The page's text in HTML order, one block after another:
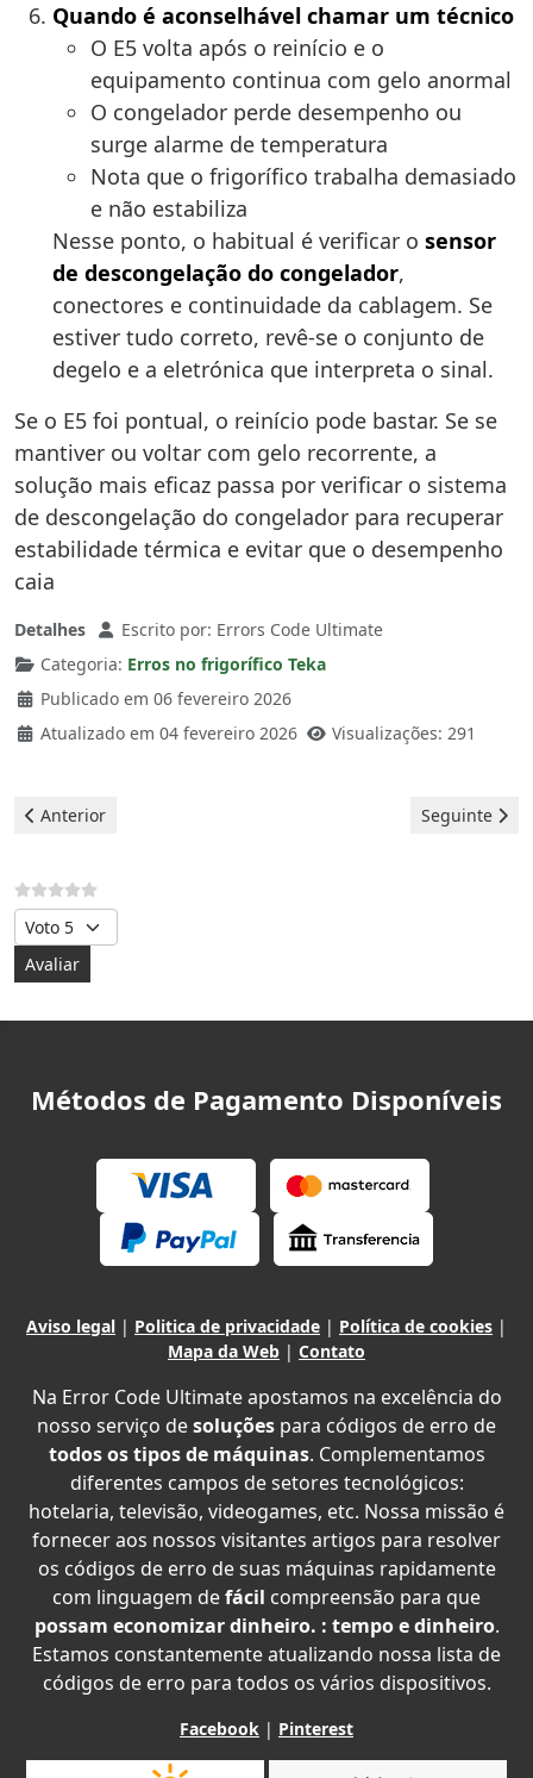
Quando é aconselhável chamar um técnico
O E5 volta após o reinício e o
equipamento continua com gelo anormal
O congelador perde desempenho ou
surge alarme de temperatura
Nota que o frigorífico trabalha demasiado
e não estabiliza
Nesse ponto, o habitual é verificar o sensor
de descongelação do congelador,
conectores e continuidade da cablagem. Se
estiver tudo correto, revê-se o conjunto de
degelo e a eletrónica que interpreta o sinal.
Se o E5 foi pontual, o reinício pode bastar. Se se
mantiver ou voltar com gelo recorrente, a
solução mais eficaz passa por verificar o sistema
de descongelação do congelador para recuperar
estabilidade térmica e evitar que o desempenho
caia
Detalhes Escrito por: Errors Code Ultimate
Categoria: Erros no frigorífico Teka
Publicado em 06 fevereiro 2026
Atualizado em 04 fevereiro 2026
Visualizações: 291
Artigo anterior: Frigorífico Teka - Erro E6
Anterior Artigo
Seguinte
Avalie, por favor
Métodos de Pagamento Disponíveis
Aviso legal | Politica de privacidade | Política de cookies |
Mapa da Web | Contato
Na Error Code Ultimate apostamos na excelência do
nosso serviço desoluções para códigos de erro de
todos os tipos de máquinas. Complementamos
diferentes campos de setores tecnológicos:
hotelaria, televisão, videogames, etc. Nossa missão é
fornecer aos nossos visitantes artigos para resolver
os códigos de erro de suas máquinas rapidamente
com linguagem defácil compreensão para que
possam economizar dinheiro. : tempo e dinheiro.
Estamos constantemente atualizando nossa lista de
códigos de erro para todos os vários dispositivos.
Facebook | Pinterest